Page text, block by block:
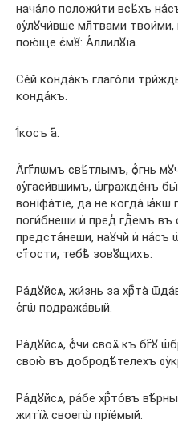
нача́ло положи́ти всѣ́хъ
ᲂу҆лꙋчи́вше мл҃твами твои́ми,
пою́ще є҆мꙋ̀: А҆ллилꙋ́їа.
Се́й конда́къ глаго́ли
конда́къ.
І҆́косъ а҃.
А҆́гг҃лѡмъ свѣ́тлымъ, ѻ҆́гнь
ᲂу҆гаси́вшимъ, ѡ҆гражде́нъ
вонїфа́тїе, да не когда̀ ꙗ҆́кѡ
поги́бнеши и҆ пред̾ гдⷭ҇емъ
предста́неши, наꙋчѝ и҆
ст҃ости, тебѣ̀ зовꙋ́щихъ:
Ра́дꙋйсѧ, жи́знь за хрⷭ҇та̀
є҆гѡ̀ подража́вый.
Ра́дꙋйсѧ, ѻ҆́чи своѧ̑ къ бг҃ꙋ
свою̀ въ добродѣ́телехъ
Ра́дꙋйсѧ, ра́бе хрⷭ҇то́въ
житїѧ̀ своегѡ̀ прїе́мый.